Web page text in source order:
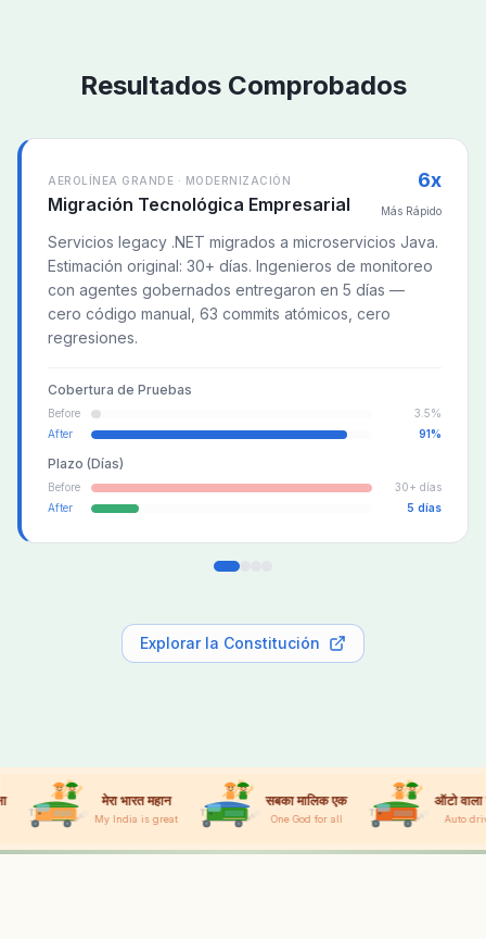
Resultados Comprobados
AEROLÍNEA GRANDE · MODERNIZACIÓN
Migración Tecnológica Empresarial
6x
Más Rápido
Servicios legacy .NET migrados a microservicios Java.
Estimación original: 30+ días. Ingenieros de monitoreo
con agentes gobernados entregaron en 5 días —
cero código manual, 63 commits atómicos, cero
regresiones.
Cobertura de Pruebas
Before
3.5%
After
91%
Plazo (Días)
Before
30+ días
After
5 días
Explorar la Constitución
मेरा भारत महान
India is great
सबका मालिक एक
One God for all
ऑटो वाला नंबर वन
Auto driver #1